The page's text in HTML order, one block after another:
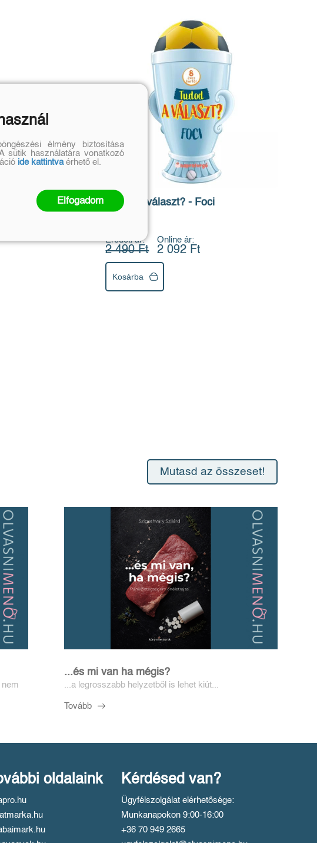
Tudod a választ? - Foci
Eredeti ár:
2 490 Ft
Online ár:
2 092 Ft
Kosárba
Mutasd az összeset!
...és mi van ha mégis?
...a legrosszabb helyzetből is lehet kiút...
Tovább
oldalaink Kérdésed van?
Ügyfélszolgálat elérhetősége:
Munkanapokon 9:00-16:00
+36 70 949 2665
élmény biztosítása
sütik használatára vonatkozó
ide kattintvaérhető el.
Elfogadom